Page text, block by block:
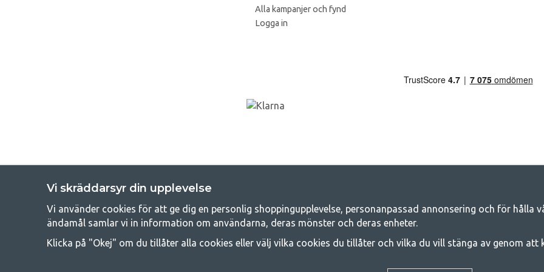
Alla kampanjer och fynd
Logga in
GetCamping.se - Din butik för camping och
råd med att campa så därför erbjuder vi riktigt bra priser på familjetält, husvagnstält och all annan utrustning för camping och
Vi skräddarsyr din upplevelse
Vi använder cookies för att ge dig en personlig shoppingupplevelse, personanpassad annonsering och för hålla
ändamål samlar vi in information om användarna, deras mönster och deras enheter.
Klicka på "Okej" om du tillåter alla cookies eller välj vilka cookies du tillåter och vilka du vill stänga av genom att